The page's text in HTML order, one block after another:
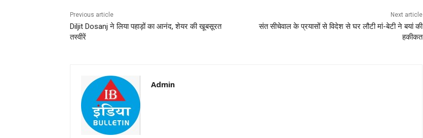
Previous article
Diljit Dosanj ने लिया पहाड़ों का आनंद, शेयर की खूबसूरत
तस्वीरें
Next article
संत सीचेवाल के प्रयासों से विदेश से घर लौटी मां-बेटी ने बयां की
हकीकत
Admin